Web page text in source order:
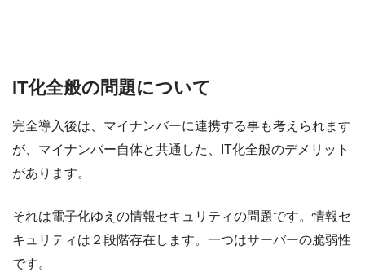
IT化全般の問題について
完全導入後は、マイナンバーに連携する事も考えられます
が、マイナンバー自体と共通した、IT化全般のデメリット
があります。
それは電子化ゆえの情報セキュリティの問題です。情報セ
キュリティは２段階存在します。一つはサーバーの脆弱性
です。